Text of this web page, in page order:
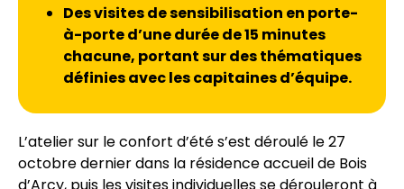
Des visites de sensibilisation en porte-
à-porte d’une durée de 15 minutes
chacune, portant sur des thématiques
définies avec les capitaines d’équipe.
L’atelier sur le confort d’été s’est déroulé le 27
octobre dernier dans la résidence accueil de Bois
d’Arcy, puis les visites individuelles se dérouleront à